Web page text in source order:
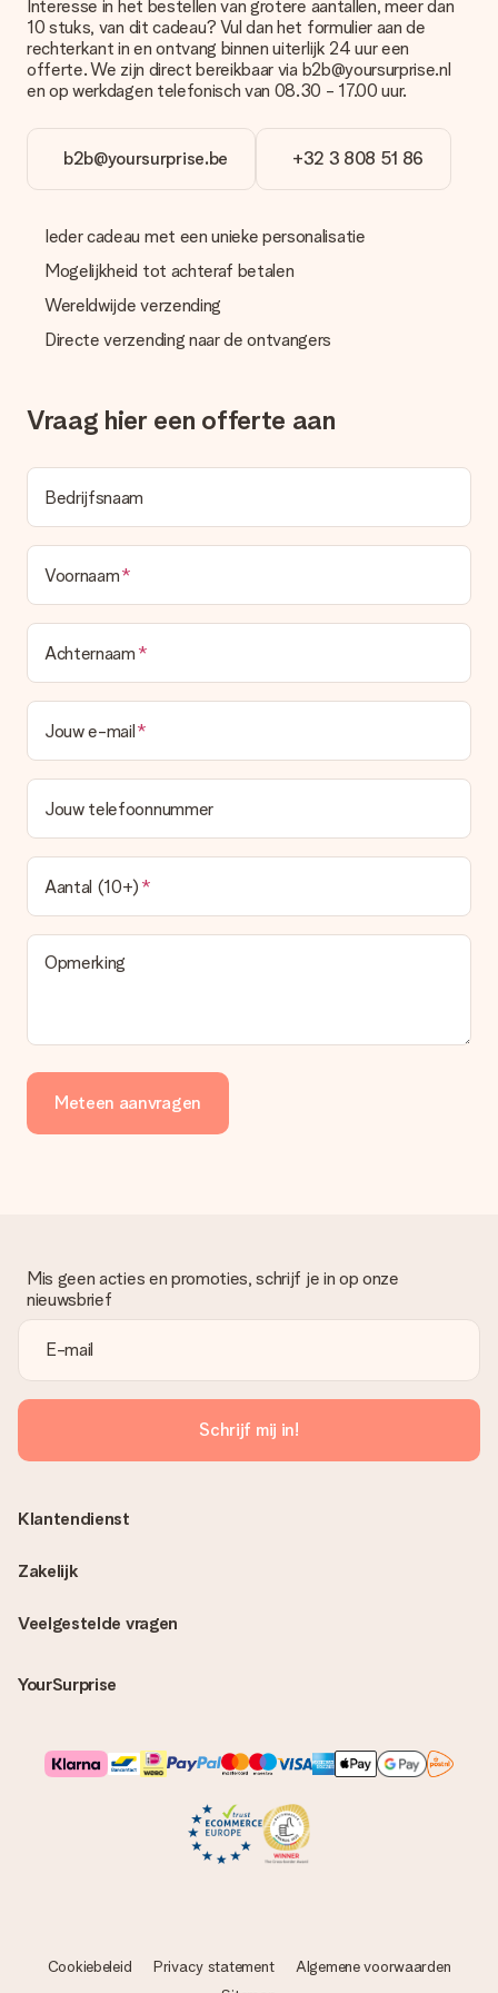
Hoe kan ik mijn bestelling betalen?
Wij bieden de volgende betaalmethodes aan: iDeal, Paypal,
creditcard of handmatige overboeking. Hou bij handmatige
overboeking wel rekening met 3 dagen extra levertijd van je
Cadeau ontvangen
geleverd. Je kunt hiervoor contact opnemen met onze
klantenservice, zij helpen je graag bij het vinden van een
passende oplossing.
Er wordt geen factuur meegestuurd bij je bestelling. Je
gerust het cadeau gelijk bij de ontvanger laten afleveren, zo is
het echt een verrassing!
Interesse in het bestellen van grotere aantallen, meer dan
10 stuks, van dit cadeau? Vul dan het formulier aan de
rechterkant in en ontvang binnen uiterlijk 24 uur een
offerte. We zijn direct bereikbaar via b2b@yoursurprise.nl
en op werkdagen telefonisch van 08.30 - 17.00 uur.
b2b@yoursurprise.be +32 3 808 51 86
Ieder cadeau met een unieke personalisatie
Mogelijkheid tot achteraf betalen
Wereldwijde verzending
Directe verzending naar de ontvangers
Vraag hier een offerte aan
Bedrijfsnaam
Voornaam
Achternaam
Jouw e-mail
Jouw telefoonnummer
Aantal (10+)
Opmerking
Meteen aanvragen
Mis geen acties en promoties, schrijf je in op onze
nieuwsbrief
Schrijf mij in!
Veelgestelde vragen
YourSurprise
Klantendienst
Zakelijk
Cookiebeleid Privacy statement
Algemene voorwaarden